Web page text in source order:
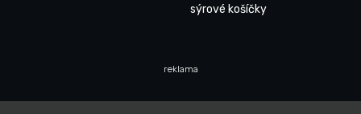
sýrové košíčky
reklama